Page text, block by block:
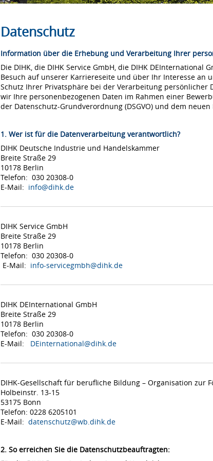
Datenschutz
Information über die Erhebung und Verarbeitung Ihrer
Die DIHK, die DIHK Service GmbH, die DIHK
Besuch auf unserer Karriereseite und über Ihr Interesse an
Schutz Ihrer Privatsphäre bei der Verarbeitung
wir Ihre personenbezogenen Daten im Rahmen einer
der Datenschutz-Grundverordnung (DSGVO) und dem
1. Wer ist für die Datenverarbeitung verantwortlich?
DIHK Deutsche Industrie und Handelskammer
Breite Straße 29
10178 Berlin
Telefon: 030 20308-0
E-Mail: info@dihk.de
DIHK Service GmbH
Breite Straße 29
10178 Berlin
Telefon: 030 20308-0
E-Mail: info-servicegmbh@dihk.de
DIHK DEInternational GmbH
Breite Straße 29
10178 Berlin
Telefon: 030 20308-0
E-Mail: DEinternational@dihk.de
DIHK-Gesellschaft für berufliche Bildung – Organisation zur
Holbeinstr. 13-15
53175 Bonn
Telefon: 0228 6205101
E-Mail: datenschutz@wb.dihk.de
2. So erreichen Sie die Datenschutzbeauftragten: